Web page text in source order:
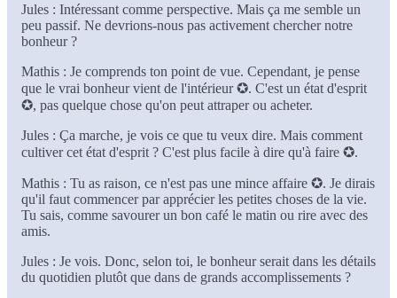
Jules : Intéressant comme perspective. Mais ça me semble un
peu passif. Ne devrions-nous pas activement chercher notre
bonheur ?
Mathis : Je comprends ton point de vue. Cependant, je pense
que le vrai bonheur vient de l'intérieur ✪. C'est un état d'esprit
✪, pas quelque chose qu'on peut attraper ou acheter.
Jules : Ça marche, je vois ce que tu veux dire. Mais comment
cultiver cet état d'esprit ? C'est plus facile à dire qu'à faire ✪.
Mathis : Tu as raison, ce n'est pas une mince affaire ✪. Je dirais
qu'il faut commencer par apprécier les petites choses de la vie.
Tu sais, comme savourer un bon café le matin ou rire avec des
amis.
Jules : Je vois. Donc, selon toi, le bonheur serait dans les détails
du quotidien plutôt que dans de grands accomplissements ?